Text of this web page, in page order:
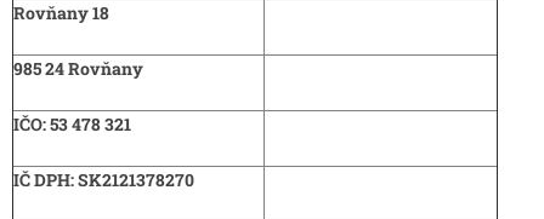
Rovňany 18
985 24 Rovňany
IČO: 53 478 321
IČ DPH: SK2121378270